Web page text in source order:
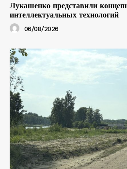
Лукашенко представили
интеллектуальных технологий
06/08/2026